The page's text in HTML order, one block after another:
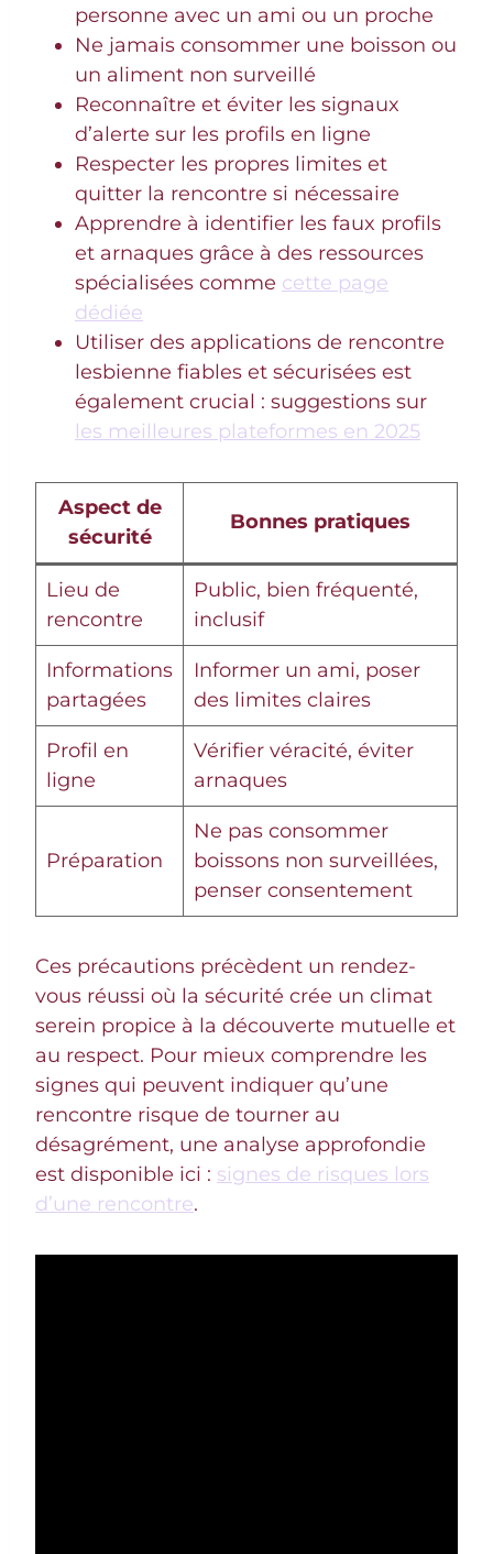
personne avec un ami ou un proche
Ne jamais consommer une boisson ou
un aliment non surveillé
Reconnaître et éviter les signaux
d’alerte sur les profils en ligne
Respecter les propres limites et
quitter la rencontre si nécessaire
Apprendre à identifier les faux profils
et arnaques grâce à des ressources
spécialisées comme cette page
dédiée
Utiliser des applications de rencontre
lesbienne fiables et sécurisées est
également crucial : suggestions sur
les meilleures plateformes en 2025
Aspect de
sécurité
Bonnes pratiques
Lieu de
rencontre
Public, bien fréquenté,
inclusif
Informations
partagées
Informer un ami, poser
des limites claires
Profil en
ligne
Vérifier véracité, éviter
arnaques
Préparation
Ne pas consommer
boissons non surveillées,
penser consentement
Ces précautions précèdent un rendez-
vous réussi où la sécurité crée un climat
serein propice à la découverte mutuelle et
au respect. Pour mieux comprendre les
signes qui peuvent indiquer qu’une
rencontre risque de tourner au
désagrément, une analyse approfondie
est disponible ici : signes de risques lors
d’une rencontre.